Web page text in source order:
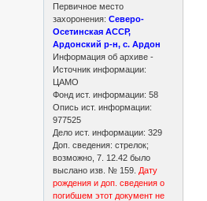
Первичное место
захоронения: Северо-
Осетинская АССР,
Ардонский р-н, с. Ардон
Информация об архиве -
Источник информации:
ЦАМО
Фонд ист. информации: 58
Опись ист. информации:
977525
Дело ист. информации: 329
Доп. сведения: стрелок;
возможно, 7. 12.42 было
выслано изв. № 159. Дату
рождения и доп. сведения о
погибшем этот документ не